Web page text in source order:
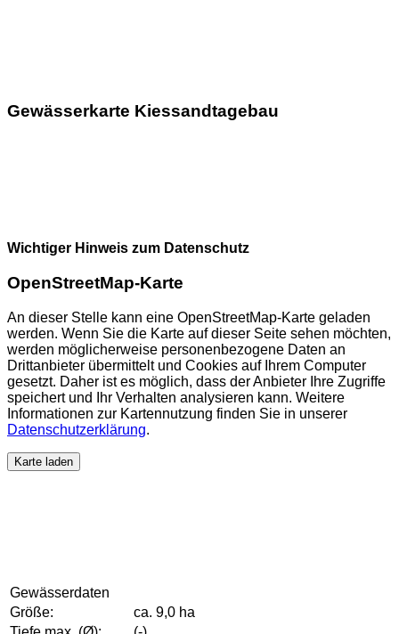
Gewässerkarte Kiessandtagebau
Wichtiger Hinweis zum Datenschutz
OpenStreetMap-Karte
An dieser Stelle kann eine OpenStreetMap-Karte geladen
werden. Wenn Sie die Karte auf dieser Seite sehen möchten,
werden möglicherweise personenbezogene Daten an
Drittanbieter übermittelt und Cookies auf Ihrem Computer
gesetzt. Daher ist es möglich, dass der Anbieter Ihre Zugriffe
speichert und Ihr Verhalten analysieren kann. Weitere
Informationen zur Kartennutzung finden Sie in unserer
Datenschutzerklärung.
Karte laden
Gewässerdaten
Größe:
ca. 9,0 ha